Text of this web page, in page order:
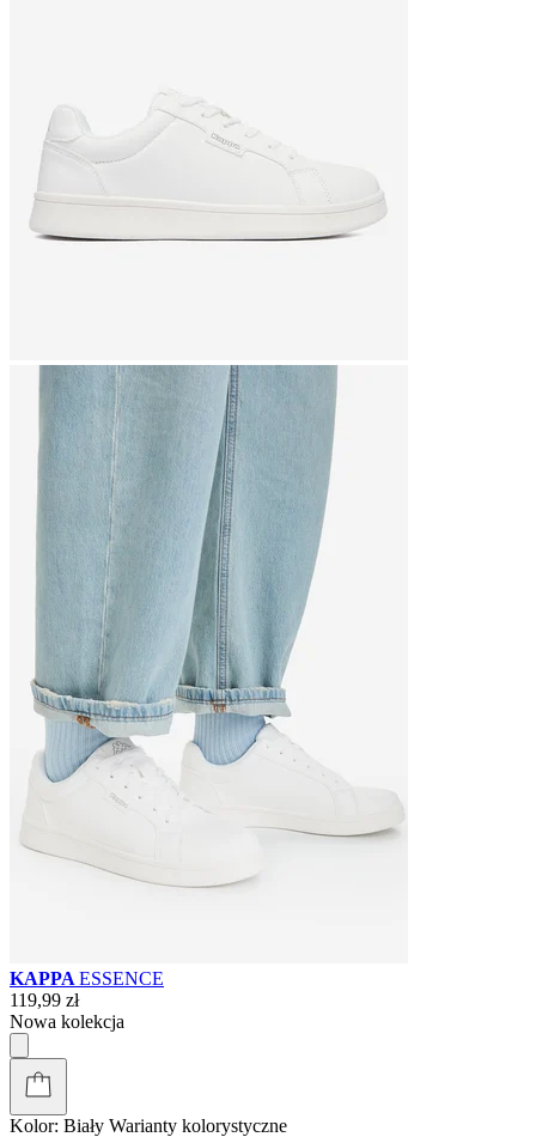
KAPPA ESSENCE
119,99 zł
Nowa kolekcja
Kolor: Biały Warianty kolorystyczne